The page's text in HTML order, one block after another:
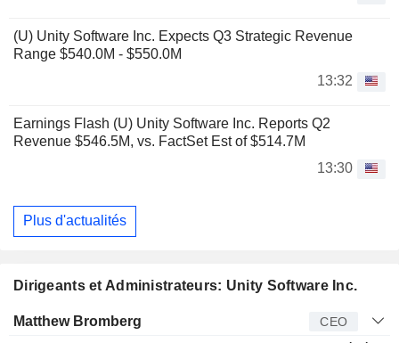
(U) Unity Software Inc. Expects Q3 Strategic Revenue
Range $540.0M - $550.0M
13:32
Earnings Flash (U) Unity Software Inc. Reports Q2
Revenue $546.5M, vs. FactSet Est of $514.7M
13:30
Plus d'actualités
Dirigeants et Administrateurs: Unity Software Inc.
Dirigeant Titre Age
Matthew Bromberg CEO